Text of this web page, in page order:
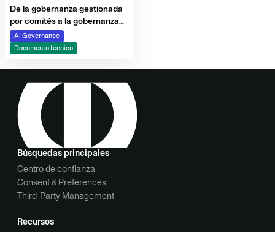
De la gobernanza gestionada
por comités a la gobernanza
desde el diseño
AI Governance
Documento técnico
Búsquedas principales
Centro de confianza
Consent & Preferences
Third-Party Management
Recursos